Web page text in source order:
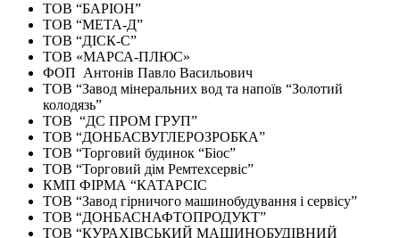
ТОВ “БАРІОН”
ТОВ “МЕТА-Д”
ТОВ “ДІСК-С”
ТОВ «МАРСА-ПЛЮС»
ФОП Антонів Павло Васильович
ТОВ “Завод мінеральних вод та напоїв “Золотий
колодязь”
ТОВ “ДС ПРОМ ГРУП”
ТОВ “ДОНБАСВУГЛЕРОЗРОБКА”
ТОВ “Торговий будинок “Біос”
ТОВ “Торговий дім Ремтехсервіс”
КМП ФІРМА “КАТАРСІС
ТОВ “Завод гірничого машинобудування і сервісу”
ТОВ “ДОНБАСНАФТОПРОДУКТ”
ТОВ “КУРАХІВСЬКИЙ МАШИНОБУДІВНИЙ